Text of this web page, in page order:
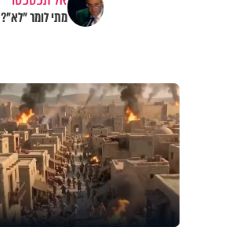
מתי לומר "לא"?